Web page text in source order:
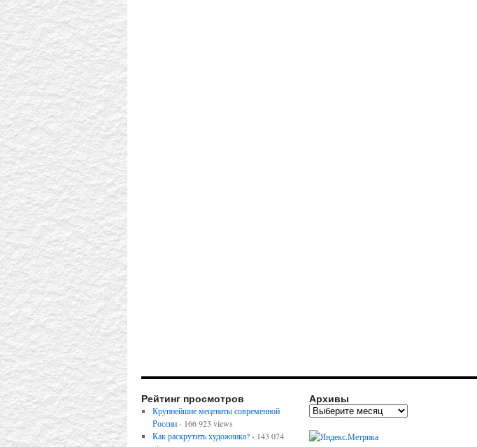
Рейтинг просмотров
Крупнейшие меценаты современной
России- 166 923 views
Как раскрутить художника?- 143 074
Архивы